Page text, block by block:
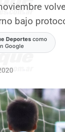
bajo
Deportes como
Google